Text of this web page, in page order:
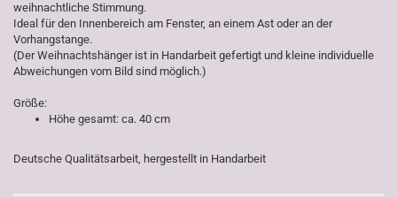
weihnachtliche Stimmung.
Ideal für den Innenbereich am Fenster, an einem Ast oder an der
Vorhangstange.
(Der Weihnachtshänger ist in Handarbeit gefertigt und kleine individuelle
Abweichungen vom Bild sind möglich.)
Größe:
Höhe gesamt: ca. 40 cm
Deutsche Qualitätsarbeit, hergestellt in Handarbeit